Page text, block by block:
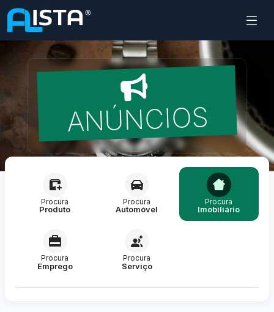
ANÚNCIOS
Procura
Produto
Procura
Automóvel
Procura
Imobiliário
Procura
Emprego
Procura
Serviço